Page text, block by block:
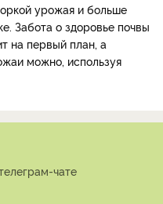
урожая и больше
Забота о здоровье почвы
на первый план, а
можно, используя
чате